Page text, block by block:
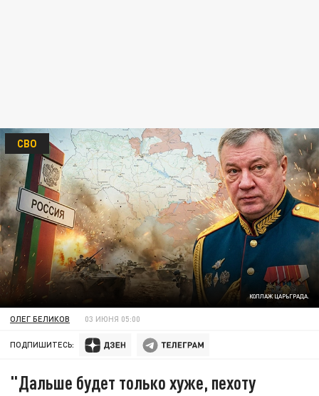
КОЛЛАЖ ЦАРЬГРАДА.
СВО
ОЛЕГ БЕЛИКОВ 03 ИЮНЯ 05:00
ПОДПИШИТЕСЬ:
"Дальше будет только хуже, пехоту